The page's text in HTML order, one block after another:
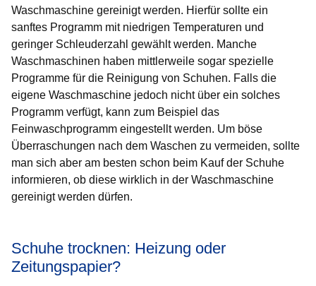
Waschmaschine gereinigt werden. Hierfür sollte ein
sanftes Programm mit niedrigen Temperaturen und
geringer Schleuderzahl gewählt werden. Manche
Waschmaschinen haben mittlerweile sogar spezielle
Programme für die Reinigung von Schuhen. Falls die
eigene Waschmaschine jedoch nicht über ein solches
Programm verfügt, kann zum Beispiel das
Feinwaschprogramm eingestellt werden. Um böse
Überraschungen nach dem Waschen zu vermeiden, sollte
man sich aber am besten schon beim Kauf der Schuhe
informieren, ob diese wirklich in der Waschmaschine
gereinigt werden dürfen.
Schuhe trocknen: Heizung oder
Zeitungspapier?